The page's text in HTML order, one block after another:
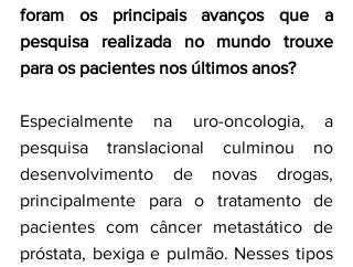
foram os principais avanços que a
pesquisa realizada no mundo trouxe
para os pacientes nos últimos anos?
Especialmente na uro-oncologia, a
pesquisa translacional culminou no
desenvolvimento de novas drogas,
principalmente para o tratamento de
pacientes com câncer metastático de
próstata, bexiga e pulmão. Nesses tipos